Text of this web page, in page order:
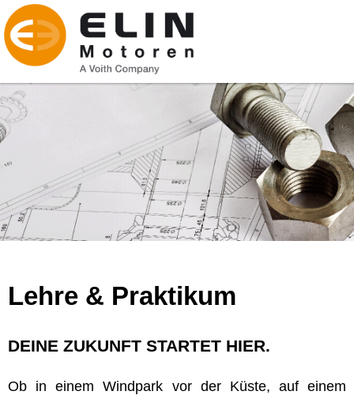
Lehre & Praktikum
DEINE ZUKUNFT STARTET HIER.
Ob in einem Windpark vor der Küste, auf einem